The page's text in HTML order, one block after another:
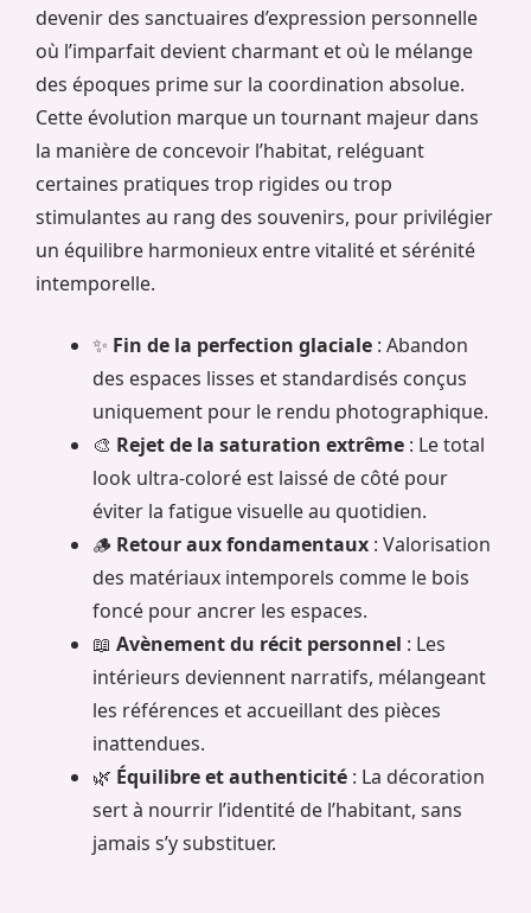
devenir des sanctuaires d’expression personnelle
où l’imparfait devient charmant et où le mélange
des époques prime sur la coordination absolue.
Cette évolution marque un tournant majeur dans
la manière de concevoir l’habitat, reléguant
certaines pratiques trop rigides ou trop
stimulantes au rang des souvenirs, pour privilégier
un équilibre harmonieux entre vitalité et sérénité
intemporelle.
✨ Fin de la perfection glaciale : Abandon
des espaces lisses et standardisés conçus
uniquement pour le rendu photographique.
🎨 Rejet de la saturation extrême : Le total
look ultra-coloré est laissé de côté pour
éviter la fatigue visuelle au quotidien.
🪵 Retour aux fondamentaux : Valorisation
des matériaux intemporels comme le bois
foncé pour ancrer les espaces.
📖 Avènement du récit personnel : Les
intérieurs deviennent narratifs, mélangeant
les références et accueillant des pièces
inattendues.
🌿 Équilibre et authenticité : La décoration
sert à nourrir l’identité de l’habitant, sans
jamais s’y substituer.